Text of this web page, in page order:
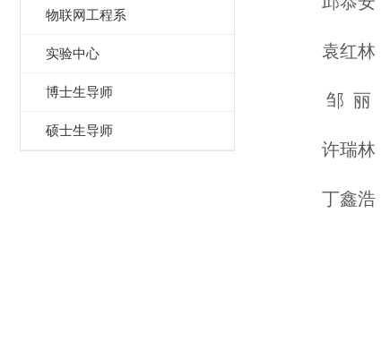
物联网工程系
实验中心
博士生导师
硕士生导师
袁红林
邹 丽
许瑞林
丁鑫浩